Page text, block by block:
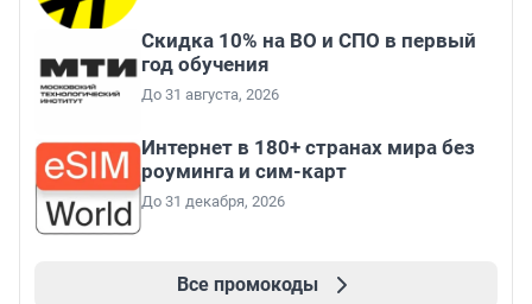
Скидка 10% на ВО и СПО в первый
год обучения
До 31 августа, 2026
Интернет в 180+ странах мира без
роуминга и сим-карт
До 31 декабря, 2026
Все промокоды